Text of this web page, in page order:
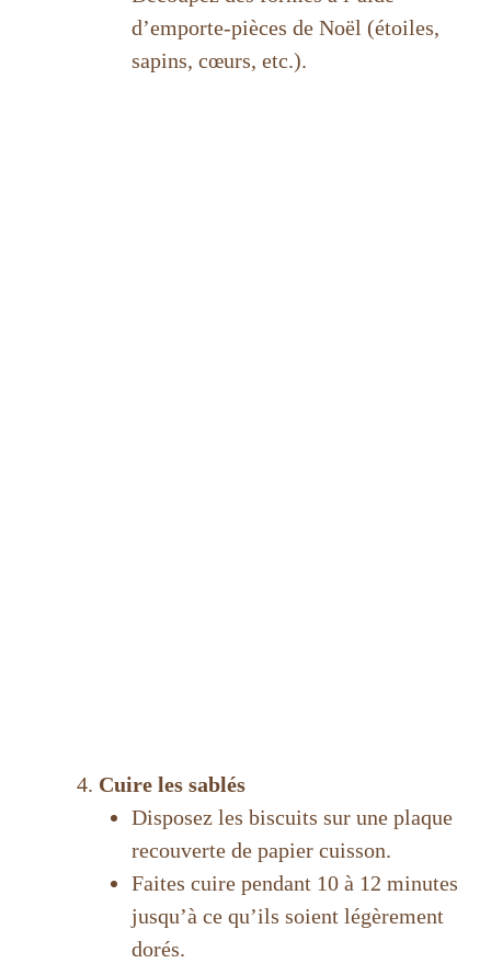
d’emporte-pièces de Noël (étoiles,
sapins, cœurs, etc.).
Cuire les sablés
Disposez les biscuits sur une plaque
recouverte de papier cuisson.
Faites cuire pendant 10 à 12 minutes
jusqu’à ce qu’ils soient légèrement
dorés.